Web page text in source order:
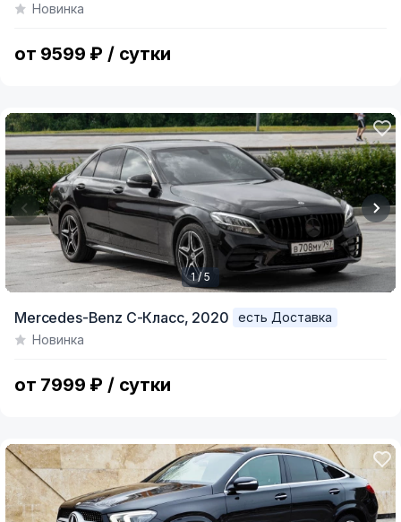
of
Новинка
от 9599 ₽ / сутки
of
1 / 5
Mercedes-Benz C-Класс, 2020
есть Доставка
Новинка
от 7999 ₽ / сутки